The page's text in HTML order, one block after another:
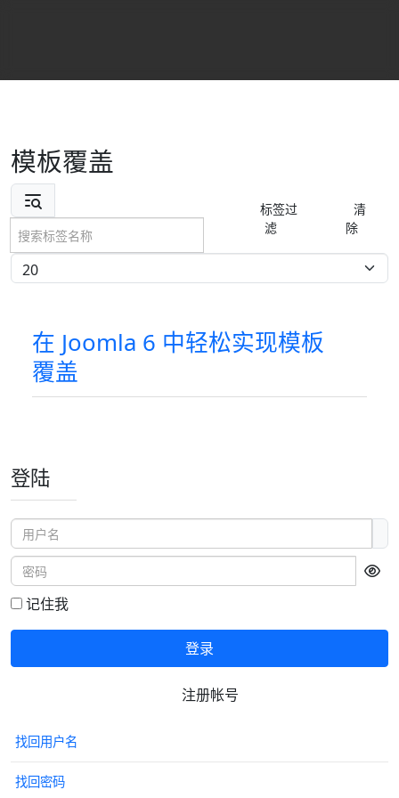
模板覆盖
搜索标签名称
标签过
滤
清
除
每页显示条数
在 Joomla 6 中轻松实现模板
覆盖
登陆
用户名
密码
记住我
登录
注册帐号
找回用户名
找回密码